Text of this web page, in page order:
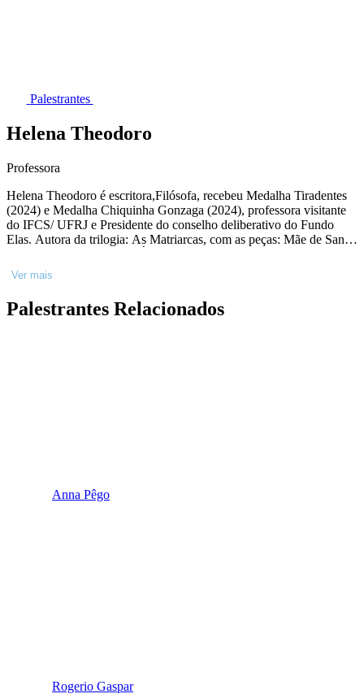
Palestrantes
Helena Theodoro
Professora
Helena Theodoro é escritora,Filósofa, recebeu Medalha Tiradentes
(2024) e Medalha Chiquinha Gonzaga (2024), professora visitante
do IFCS/ UFRJ e Presidente do conselho deliberativo do Fundo
Elas. Autora da trilogia: As Matriarcas, com as peças: Mãe de Santo,
Mulheres Negras (1996), Os Ibejis E O Carnaval (2009), Iansã:
rainha dos ventos e das tempestades (2010) e Martinho da Vila:
Ver mais
Palestrantes Relacionados
Anna Pêgo
Rogerio Gaspar